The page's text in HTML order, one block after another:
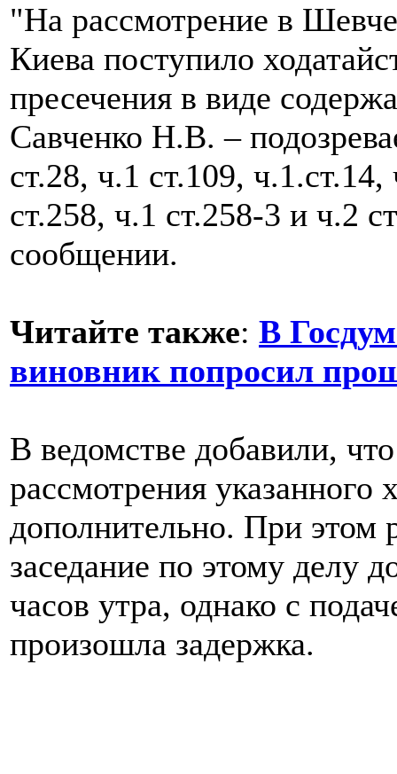
"На рассмотрение в
Киева поступило
пресечения в виде
Савченко Н.В. –
ст.28, ч.1 ст.109,
ст.258, ч.1 ст.258-3 и ч.2
сообщении.
Читайте также: В
виновник попросил
В ведомстве добавили,
рассмотрения указанного
дополнительно. При этом
заседание по этому делу
часов утра, однако с
произошла задержка.